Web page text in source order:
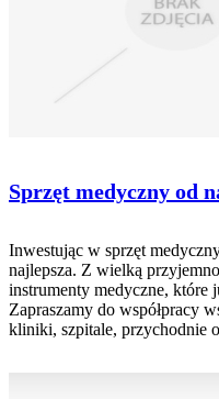
Sprzęt medyczny od
Inwestując w sprzęt
najlepsza. Z wielką
instrumenty medyczne, które
Zapraszamy do współpracy
kliniki, szpitale, przychodnie